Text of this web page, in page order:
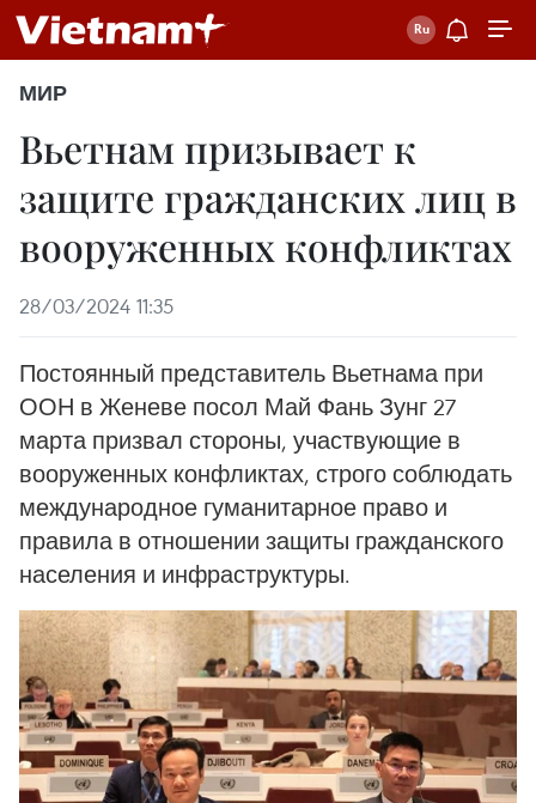
МИР
Вьетнам призывает к
защите гражданских лиц в
вооруженных конфликтах
28/03/2024 11:35
Постоянный представитель Вьетнама при
ООН в Женеве посол Май Фань Зунг 27
марта призвал стороны, участвующие в
вооруженных конфликтах, строго соблюдать
международное гуманитарное право и
правила в отношении защиты гражданского
населения и инфраструктуры.